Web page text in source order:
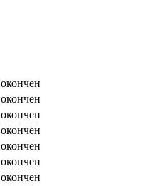
окончен
окончен
окончен
окончен
окончен
окончен
окончен